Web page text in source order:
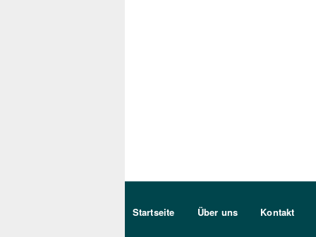
Sekundärmenu DE
Startseite Über uns Kontakt